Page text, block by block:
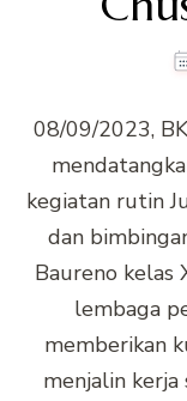
08/09/2023,
kegiatan rutin
dan
Baureno kelas
lembaga
memberikan
menjalin